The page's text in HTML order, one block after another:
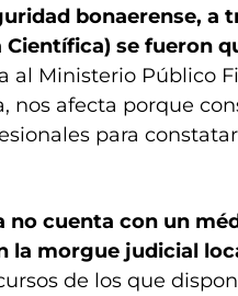
bonaerense, a
se fueron
al Ministerio Público
nos afecta porque
para
no cuenta con un
la morgue judicial
de los que